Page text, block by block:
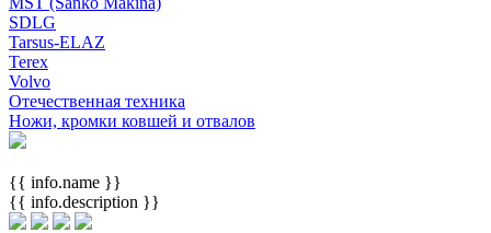
SDLG
Tarsus-ELAZ
Terex
Volvo
Отечественная техника
Ножи, кромки ковшей и отвалов
{{ info.name }}
{{ info.description }}